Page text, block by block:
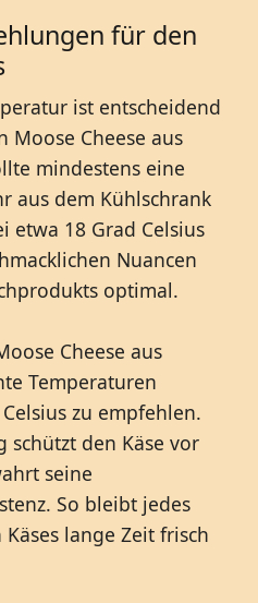
für den
ist entscheidend
Moose Cheese aus
mindestens eine
aus dem Kühlschrank
etwa 18 Grad Celsius
Nuancen
optimal.
Cheese aus
Temperaturen
zu empfehlen.
schützt den Käse vor
seine
So bleibt jedes
lange Zeit frisch